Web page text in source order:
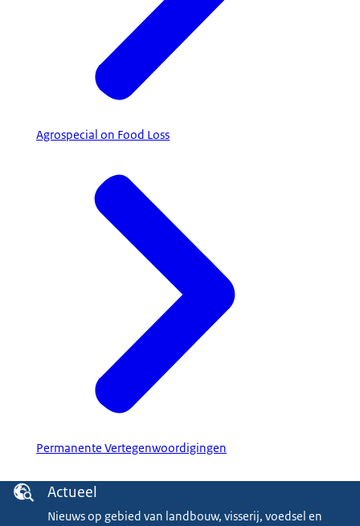
Agrospecial on Food Loss
Permanente Vertegenwoordigingen
Menu Actueel
Nieuws op gebied van landbouw, visserij, voedsel en